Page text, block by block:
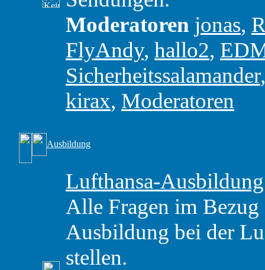
Moderatoren jonas,
FlyAndy, hallo2,
Sicherheitssalamander
kirax, Moderatoren
Ausbildung
Lufthansa-Ausbildung
Alle Fragen im
Ausbildung bei der
stellen.